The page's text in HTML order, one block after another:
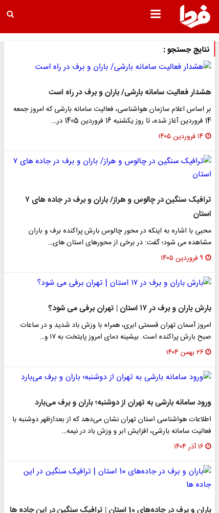
نتایج جستجو :
هشدار فعالیت سامانه بارشی/ باران و برف در راه است
بر اساس اعلام سازمان هواشناسی، فعالیت سامانه بارشی که امروز جمعه
14 فروردین آغاز شده، تا روز یکشنبه 16 فروردین 1405 در…
۱۴ فروردین ۱۴۰۵
ترافیک سنگین در چالوس و هراز/ باران و برف در جاده های ۷
استان
محبی با اشاره به اینکه در محور چالوس بارش پراکنده برف و باران
مشاهده می شود؛ گفت: در برخی از محورهای استان های…
۹ فروردین ۱۴۰۵
بارش باران و برف در ۱۷ استان | تهران برفی می شود؟
امروز آسمان تهران قسمتی ابری، همراه با وزش باد شدید و در ساعات
صبح بارش پراکنده است. بیشینه دمای امروز پایتخت به ۱۷ و…
۲۶ بهمن ۱۴۰۴
ورود سامانه بارشی به تهران از دوشنبه؛ باران و برف می‌بارد
اطلاعات هواشناسی استان تهران نشان می‌دهد که از بعدازظهر دوشنبه با
فعالیت سامانه بارشی، افزایش ابر و وزش باد در نیمه…
۱۶ آذر ۱۴۰۴
باران و برف در جاده‌های 10 استان | ترافیک سنگین در این جاده ها